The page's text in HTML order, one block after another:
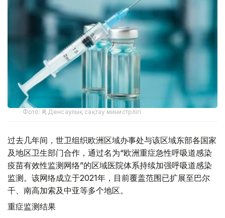
Фото: ҚР Денсаулық сақтау министрлігі
过去几年间，世卫组织欧洲区域办事处与该区域东部各国家
及地区卫生部门合作，通过名为“欧洲重症急性呼吸道感染
疫苗有效性监测网络”的区域医院体系持续加强呼吸道感染
监测。该网络成立于2021年，目前覆盖范围已扩展至巴尔
干、南高加索及中亚等多个地区。
重症监测结果